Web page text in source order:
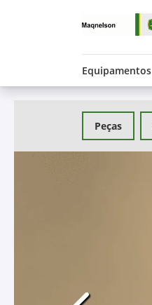
Equipamentos
Peças